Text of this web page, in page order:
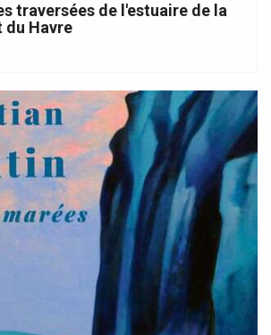
traversées de l'estuaire de la
du Havre